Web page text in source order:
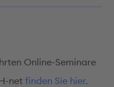
Online-Seminare
net finden Sie hier.